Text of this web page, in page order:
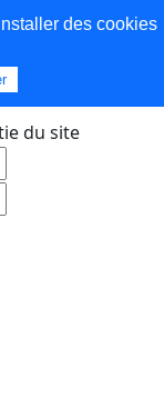
du site
des cookies